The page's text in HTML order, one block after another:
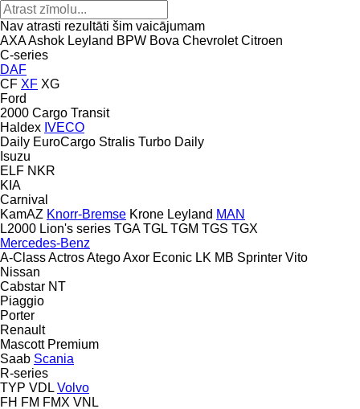
Nav atrasti rezultāti šim vaicājumam
AXAAshok Leyland BPW Bova Chevrolet Citroen
C-series
DAF
CF XF XG
Ford
2000 Cargo Transit
Haldex IVECO
Daily EuroCargo Stralis Turbo Daily
Isuzu
ELF NKR
KIA
Carnival
KamAZ Knorr-Bremse Krone Leyland MAN
L2000 Lion's series TGA TGL TGM TGS TGX
Mercedes-Benz
A-ClassActrosAtegoAxor Econic LK MB Sprinter Vito
Nissan
Cabstar NT
Piaggio
Porter
Renault
Mascott Premium
Saab Scania
R-series
TYP VDL Volvo
FH FM FMX VNL